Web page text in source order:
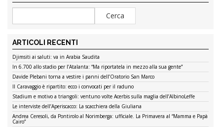
ARTICOLI RECENTI
Djimsiti ai saluti: va in Arabia Saudita
In 6.700 allo stadio per l’Atalanta: “Ma riportatela in mezzo alla sua gente”
Davide Plebani torna a vestire i panni dell’Oratorio San Marco
Il Caravaggio è ripartito: ecco i convocati per il raduno
Stadium e motivo a triangoli: ventuno volte Acerbis sulla maglia dell’AlbinoLeffe
Le interviste dell’Aperiscacco: La scacchiera della Giuliana
Andrea Ceresoli, da Pontirolo al Norimberga: ufficiale. La Primavera al “Mamma e Papà
Cairo”